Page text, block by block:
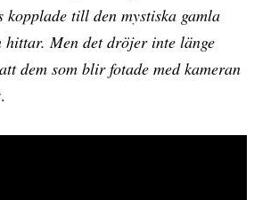
kopplade till den mystiska gamla
hittar. Men det dröjer inte länge
dem som blir fotade med kameran
.